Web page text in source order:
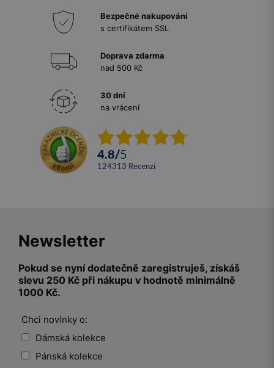
Bezpečné nakupování
s certifikátem SSL
Doprava zdarma
nad 500 Kč
30 dní
na vrácení
4.8/5
124313 recenzí
Newsletter
Pokud se nyní dodatečně zaregistruješ, získáš
slevu 250 Kč při nákupu v hodnotě minimálně
1000 Kč.
Chci novinky o:
Dámská kolekce
Pánská kolekce